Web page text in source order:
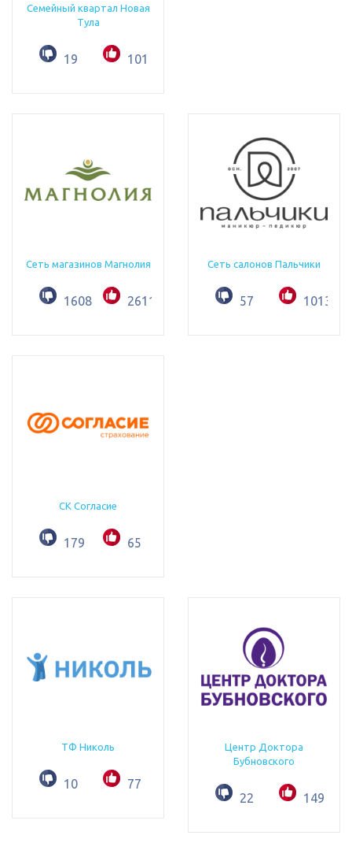
Семейный квартал Новая
Тула
19 101
Сеть магазинов Магнолия
1608 2611
Сеть салонов Пальчики
57 1013
СК Согласие
179 65
ТФ Николь
10 77
Центр Доктора
Бубновского
22 149